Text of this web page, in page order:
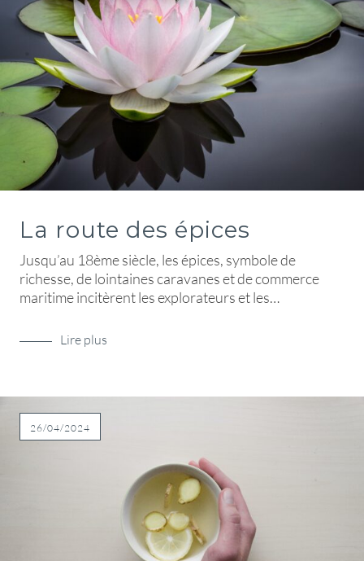
La route des épices
Jusqu’au 18ème siècle, les épices, symbole de
richesse, de lointaines caravanes et de commerce
maritime incitèrent les explorateurs et les…
Lire plus
26/04/2024